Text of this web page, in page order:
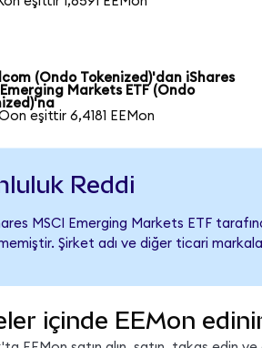
(Ondo Tokenized)'dan iShares
Emerging Markets ETF (Ondo
eşittir 6,4181 EEMon
Reddi
MSCI Emerging Markets ETF
Şirket adı ve diğer ticari
içinde EEMon